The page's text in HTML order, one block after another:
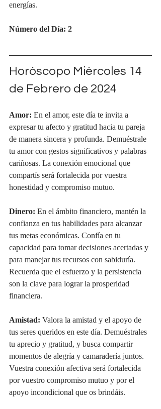
energías.
Número del Día: 2
Horóscopo Miércoles 14
de Febrero de 2024
Amor: En el amor, este día te invita a
expresar tu afecto y gratitud hacia tu pareja
de manera sincera y profunda. Demuéstrale
tu amor con gestos significativos y palabras
cariñosas. La conexión emocional que
compartís será fortalecida por vuestra
honestidad y compromiso mutuo.
Dinero: En el ámbito financiero, mantén la
confianza en tus habilidades para alcanzar
tus metas económicas. Confía en tu
capacidad para tomar decisiones acertadas y
para manejar tus recursos con sabiduría.
Recuerda que el esfuerzo y la persistencia
son la clave para lograr la prosperidad
financiera.
Amistad: Valora la amistad y el apoyo de
tus seres queridos en este día. Demuéstrales
tu aprecio y gratitud, y busca compartir
momentos de alegría y camaradería juntos.
Vuestra conexión afectiva será fortalecida
por vuestro compromiso mutuo y por el
apoyo incondicional que os brindáis.